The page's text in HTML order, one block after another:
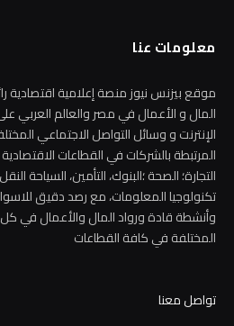
معلومات عنا
موقع بيزنس نيوز منصة إعلامية اقتصادية
المال و الأعمال في مصر والعالم العربي
الإنترنت و وسائل التواصل الاجتماعي
المرتبطة بالشركات في القطاعات الاقتصادية
التجارة؛ الصحة ؛البنوك، التأمين، السياحة
تكنولوجيا المعلومات، مع رصد دقيق
وأنشطة قادة ورواد المال والأعمال في
المختلفة في كافة القطاعات
تواصل معنا